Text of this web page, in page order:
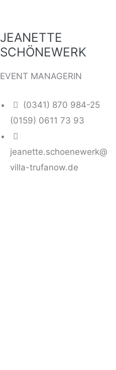
JEANETTE
SCHÖNEWERK
EVENT MANAGERIN
(0341) 870 984-25
(0159) 0611 73 93
jeanette.schoenewerk@
villa-trufanow.de